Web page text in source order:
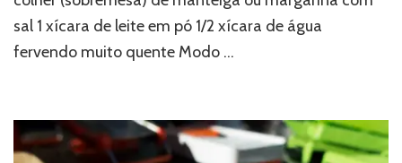
sal 1 xícara de leite em pó 1/2 xícara de água
fervendo muito quente Modo …